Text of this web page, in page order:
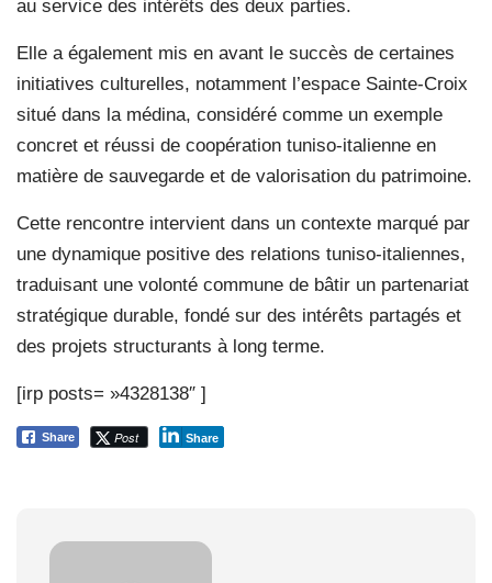
au service des intérêts des deux parties.
Elle a également mis en avant le succès de certaines
initiatives culturelles, notamment l’espace Sainte-Croix
situé dans la médina, considéré comme un exemple
concret et réussi de coopération tuniso-italienne en
matière de sauvegarde et de valorisation du patrimoine.
Cette rencontre intervient dans un contexte marqué par
une dynamique positive des relations tuniso-italiennes,
traduisant une volonté commune de bâtir un partenariat
stratégique durable, fondé sur des intérêts partagés et
des projets structurants à long terme.
[irp posts= »4328138″ ]
Share Post Share